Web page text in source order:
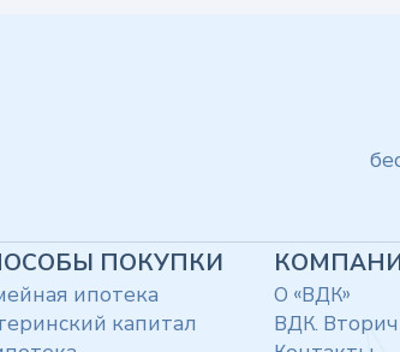
ПОКУПКИ
ипотека
капитал
О «ВДК»
ВДК.